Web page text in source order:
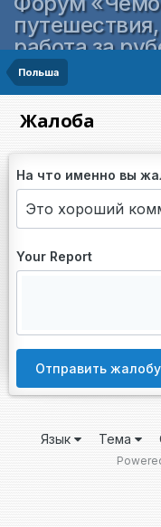
работа за
Польша
Жалоба
На что именно вы
Your Report
Отправить жалобу
Язык Тема